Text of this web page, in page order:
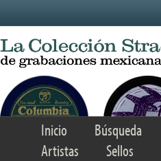
Inicio Búsqueda
Artistas
Sellos